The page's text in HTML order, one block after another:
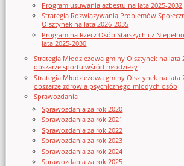
Program usuwania azbestu na lata 2025-2032
Strategia Rozwiązywania Problemów
Olsztynek na lata 2026-2035
Program na Rzecz Osób Starszych i z
lata 2025-2030
Strategia Młodzieżowa gminy Olsztynek na lata
obszarze sportu wśród młodzieży
Strategia Młodzieżowa gminy Olsztynek na lata
obszarze zdrowia psychicznego młodych osób
Sprawozdania
Sprawozdania za rok 2020
Sprawozdania za rok 2021
Sprawozdania za rok 2022
Sprawozdania za rok 2023
Sprawozdania za rok 2024
Sprawozdania za rok 2025